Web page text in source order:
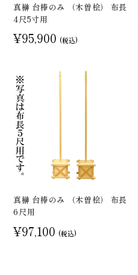
真榊 台棒のみ （木曽桧） 布長
4尺5寸用
¥95,900 (税込)
真榊 台棒のみ （木曽桧） 布長
6尺用
¥97,100 (税込)